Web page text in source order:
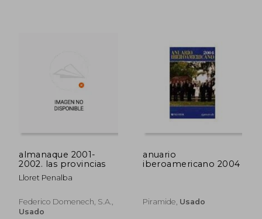
almanaque 2001-
2002. las provincias
Lloret Penalba
Federico Domenech, S.a.,
Usado
anuario
iberoamericano 2004
Piramide, Usado